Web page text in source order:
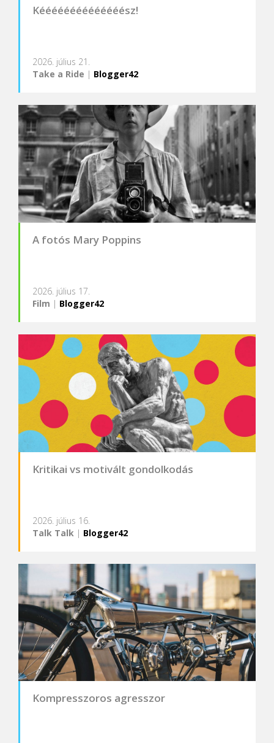
Kéééééééééééééész!
2026. július 21.
Take a Ride | Blogger42
A fotós Mary Poppins
2026. július 17.
Film | Blogger42
Kritikai vs motivált gondolkodás
2026. július 16.
Talk Talk | Blogger42
Kompresszoros agresszor